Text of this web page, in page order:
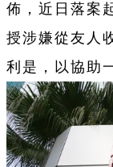
佈，近日落案
授涉嫌從友人
利是，以協助